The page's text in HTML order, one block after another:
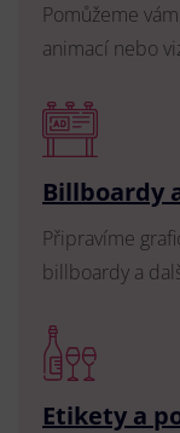
Pomůžeme
animací nebo
Billboardy
Připravíme
billboardy a
Etikety a